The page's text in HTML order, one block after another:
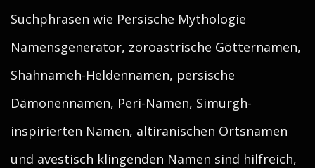
Suchphrasen wie Persische Mythologie
Namensgenerator, zoroastrische Götternamen,
Shahnameh-Heldennamen, persische
Dämonennamen, Peri-Namen, Simurgh-
inspirierten Namen, altiranischen Ortsnamen
und avestisch klingenden Namen sind hilfreich,